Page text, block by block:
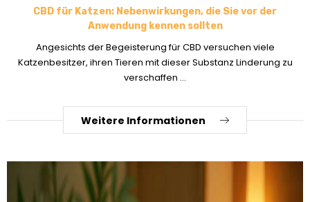
CBD für Katzen: Nebenwirkungen, die Sie vor der
Anwendung kennen sollten
Angesichts der Begeisterung für CBD versuchen viele
Katzenbesitzer, ihren Tieren mit dieser Substanz Linderung zu
verschaffen ...
Weitere Informationen